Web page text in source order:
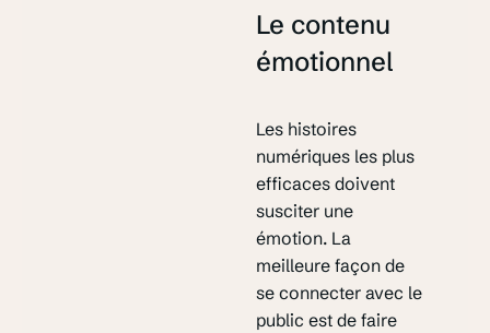
Le contenu
émotionnel
Les histoires
numériques les plus
efficaces doivent
susciter une
émotion. La
meilleure façon de
se connecter avec le
public est de faire